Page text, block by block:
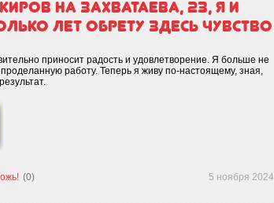
на Захватаева, 23, я и
лет обрету здесь чувство
приносит радость и удовлетворение. Я больше не
работу. Теперь я живу по-настоящему, зная,
(0) 5 ноября 2024